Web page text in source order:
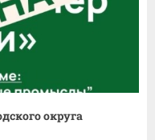
округа